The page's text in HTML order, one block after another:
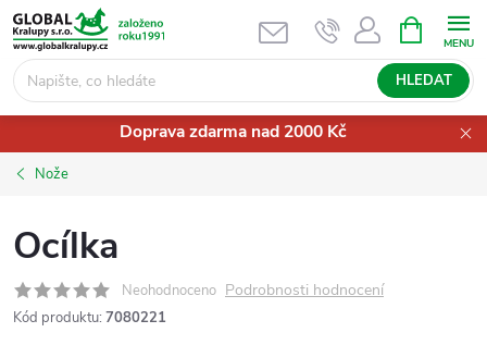
Přejít
na
obsah
HLEDAT
NÁKUPNÍ
KOŠÍK
Doprava zdarma nad 2000 Kč
Nože
Ocílka
Neohodnoceno Podrobnosti hodnocení
Kód produktu: 7080221